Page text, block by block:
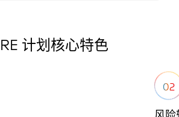
RE 计划 核心特色
02
风险